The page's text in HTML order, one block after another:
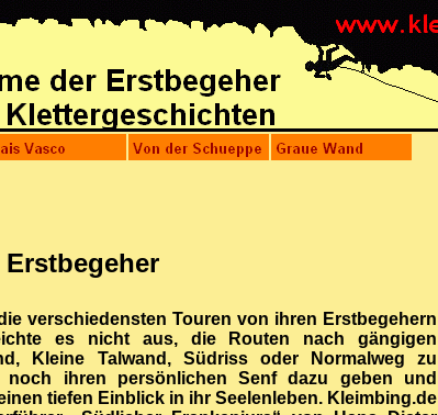
verschiedensten Touren von ihren Erstbegehern
es nicht aus, die Routen nach gängigen
Kleine Talwand, Südriss oder Normalweg zu
noch ihren persönlichen Senf dazu geben und
tiefen Einblick in ihr Seelenleben. Kleimbing.de